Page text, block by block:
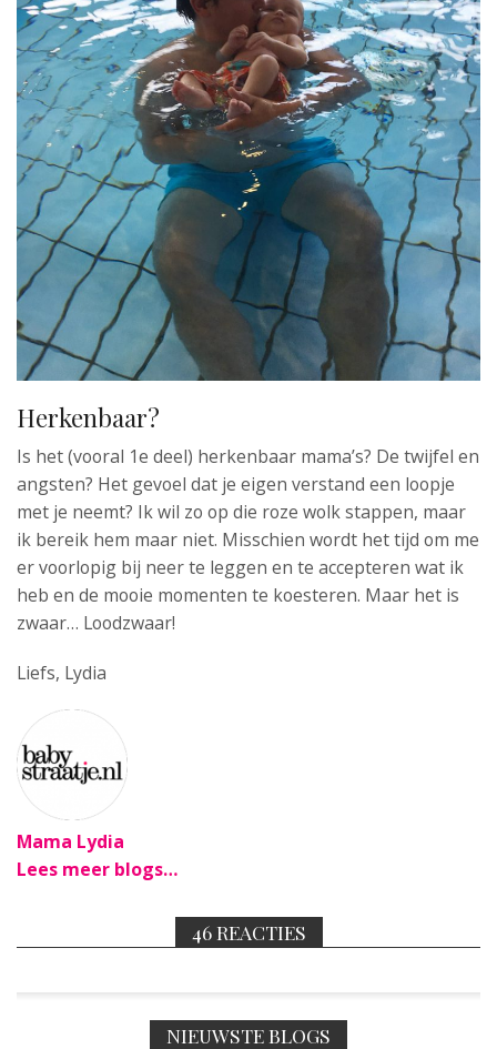
Herkenbaar?
Is het (vooral 1e deel) herkenbaar mama’s? De twijfel en
angsten? Het gevoel dat je eigen verstand een loopje
met je neemt? Ik wil zo op die roze wolk stappen, maar
ik bereik hem maar niet. Misschien wordt het tijd om me
er voorlopig bij neer te leggen en te accepteren wat ik
heb en de mooie momenten te koesteren. Maar het is
zwaar… Loodzwaar!
Liefs, Lydia
Mama Lydia
Lees meer blogs…
46 REACTIES
NIEUWSTE BLOGS